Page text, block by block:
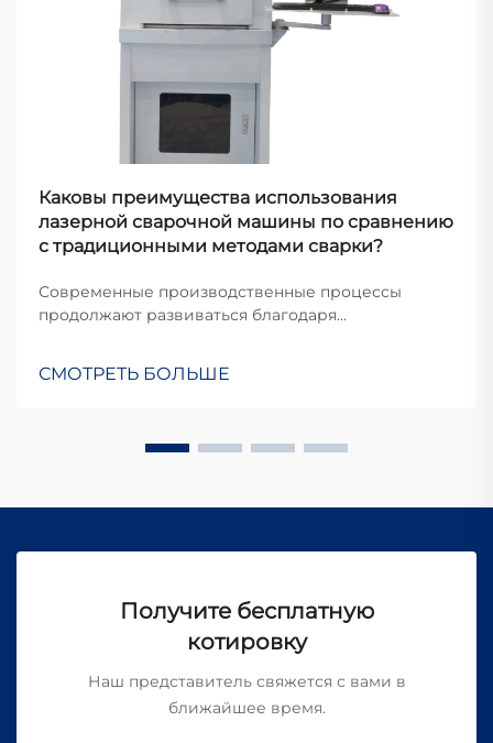
Каковы преимущества использования
лазерной сварочной машины по сравнению
с традиционными методами сварки?
Современные производственные процессы
продолжают развиваться благодаря
преобразований. Одним из наиболее значимых
СМОТРЕТЬ БОЛЬШЕ
Получите бесплатную
котировку
Наш представитель свяжется с вами в
ближайшее время.